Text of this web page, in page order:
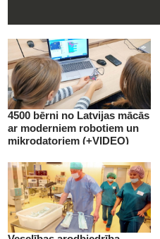
4500 bērni no Latvijas mācās
ar moderniem robotiem un
mikrodatoriem (+VIDEO)